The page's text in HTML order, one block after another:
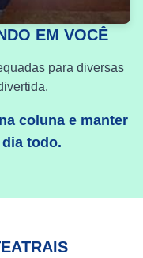
EM VOCÊ
para diversas
coluna e manter
todo.